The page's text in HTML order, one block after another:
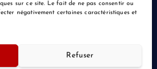
sur ce site. Le fait de ne pas consentir ou
négativement certaines caractéristiques et
Refuser
Retour au Sommet